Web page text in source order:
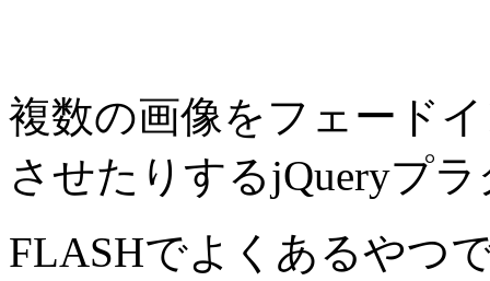
複数の画像をフェード
させたりするjQueryプ
FLASHでよくあるやつ